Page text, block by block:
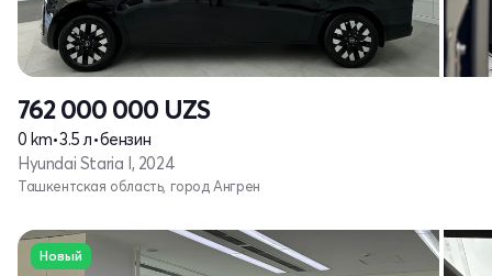
762 000 000 UZS
0 km•3.5 л•бензин
Hyundai Staria I, 2024
Ташкентская область, город Ангрен
Новый